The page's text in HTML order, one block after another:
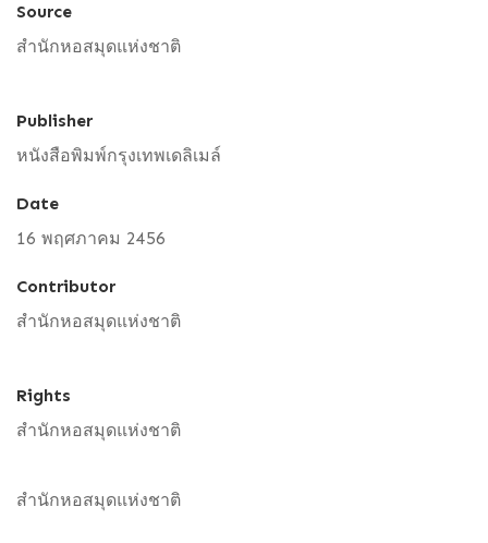
Source
สำนักหอสมุดแห่งชาติ
Publisher
หนังสือพิมพ์กรุงเทพเดลิเมล์
Date
16 พฤศภาคม 2456
Contributor
สำนักหอสมุดแห่งชาติ
Rights
สำนักหอสมุดแห่งชาติ
สำนักหอสมุดแห่งชาติ